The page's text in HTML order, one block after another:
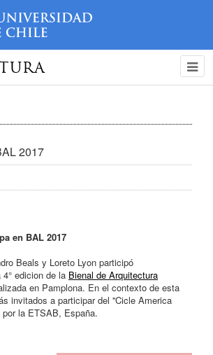
2017
en BAL 2017
Beals y Loreto Lyon participó
edicion de la Bienal de Arquitectura
en Pamplona. En el contexto de esta
invitados a participar del ''Cicle America
por la ETSAB, España.